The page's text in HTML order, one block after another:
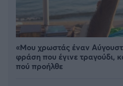
«Μου χρωστάς έναν
φράση που έγινε τραγούδι,
πού προήλθε